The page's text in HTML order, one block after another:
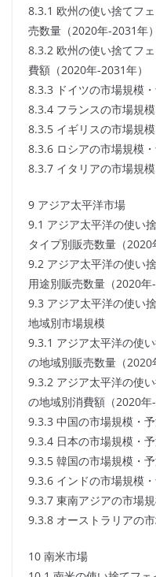
8.3.1 欧州の使い捨てフ
売数量（2020年-2031年）
8.3.2 欧州の使い捨てフ
費額（2020年-2031年）
8.3.3 ドイツの市場規模
8.3.4 フランスの市場規
8.3.5 イギリスの市場規
8.3.6 ロシアの市場規模
8.3.7 イタリアの市場規
9 アジア太平洋市場
9.1 アジア太平洋の使い
タイプ別販売数量（2020
9.2 アジア太平洋の使い
用途別販売数量（2020年-
9.3 アジア太平洋の使い
地域別市場規模
9.3.1 アジア太平洋の使
の地域別販売数量（2020
9.3.2 アジア太平洋の使
の地域別消費額（2020年-
9.3.3 中国の市場規模・
9.3.4 日本の市場規模・
9.3.5 韓国の市場規模・
9.3.6 インドの市場規模
9.3.7 東南アジアの市場
9.3.8 オーストラリアの
10 南米市場